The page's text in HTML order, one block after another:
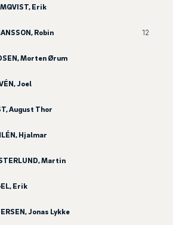
Erik
Robin 12
Morten Ørum
Joel
August Thor
Hjalmar
Martin
Erik
Jonas Lykke